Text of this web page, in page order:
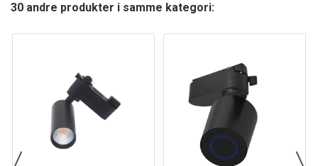
30 andre produkter i samme kategori: